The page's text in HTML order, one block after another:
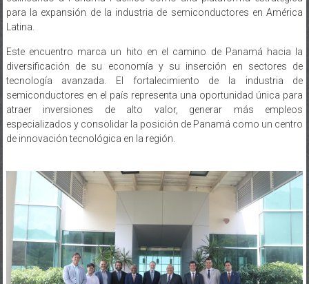
para la expansión de la industria de semiconductores en América
Latina.
Este encuentro marca un hito en el camino de Panamá hacia la
diversificación de su economía y su inserción en sectores de
tecnología avanzada. El fortalecimiento de la industria de
semiconductores en el país representa una oportunidad única para
atraer inversiones de alto valor, generar más empleos
especializados y consolidar la posición de Panamá como un centro
de innovación tecnológica en la región.